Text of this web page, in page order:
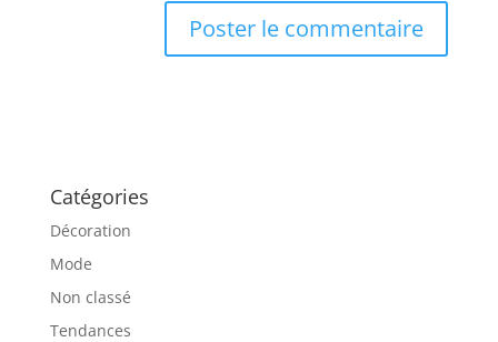
Catégories
Décoration
Mode
Non classé
Tendances